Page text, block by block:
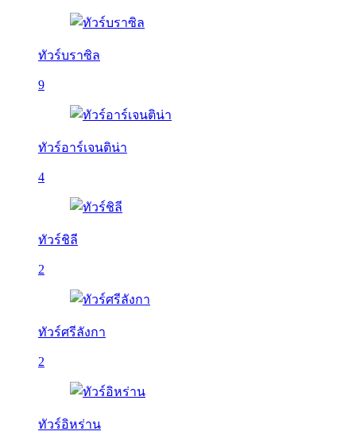
ทัวร์บราซิล
9
ทัวร์อาร์เจนติน่า
4
ทัวร์ชิลี
2
ทัวร์ศรีลังกา
2
ทัวร์อิหร่าน